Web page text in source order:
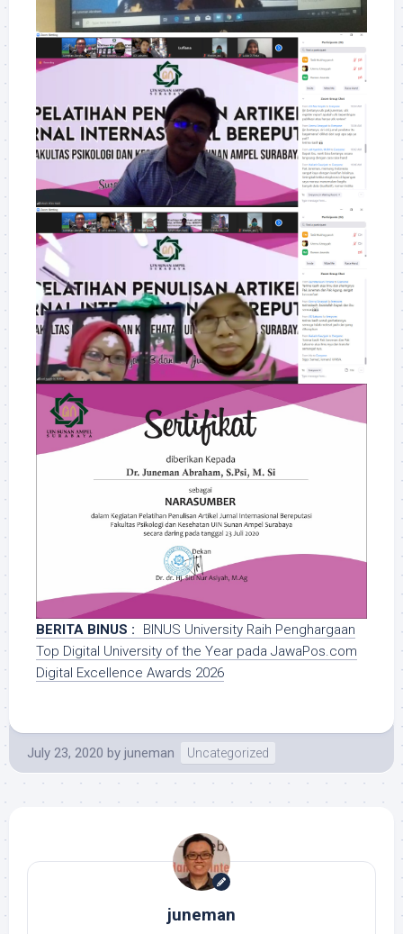
BERITA BINUS :
BINUS University Raih Penghargaan
Top Digital University of the Year pada JawaPos.com
Digital Excellence Awards 2026
July 23, 2020 by juneman Uncategorized
juneman